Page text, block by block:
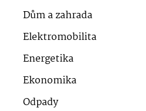
Dům a zahrada
Elektromobilita
Energetika
Ekonomika
Odpady